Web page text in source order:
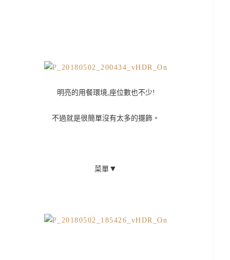
明亮的用餐環境,座位數也不少!
不過就是很簡單沒有太多的擺飾。
菜單 ▼